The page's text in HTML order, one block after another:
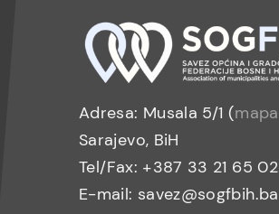
Adresa: Musala 5/1 (mapa
Sarajevo, BiH
Tel/Fax: +387 33 21 65 02
E-mail: savez@sogfbih.ba